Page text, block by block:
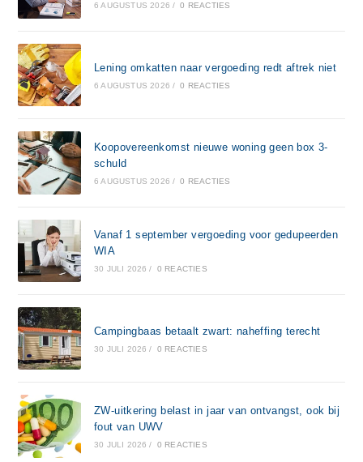
6 AUGUSTUS 2026 / 0 REACTIES
Lening omkatten naar vergoeding redt aftrek niet
6 AUGUSTUS 2026 / 0 REACTIES
Koopovereenkomst nieuwe woning geen box 3-
schuld
6 AUGUSTUS 2026 / 0 REACTIES
Vanaf 1 september vergoeding voor gedupeerden
WIA
30 JULI 2026 / 0 REACTIES
Campingbaas betaalt zwart: naheffing terecht
30 JULI 2026 / 0 REACTIES
ZW-uitkering belast in jaar van ontvangst, ook bij
fout van UWV
30 JULI 2026 / 0 REACTIES